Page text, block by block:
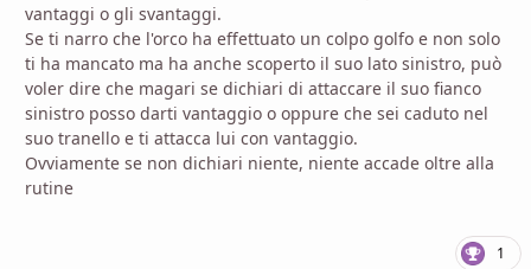
vantaggi o gli svantaggi.
Se ti narro che l'orco ha effettuato un colpo golfo e non solo
ti ha mancato ma ha anche scoperto il suo lato sinistro, può
voler dire che magari se dichiari di attaccare il suo fianco
sinistro posso darti vantaggio o oppure che sei caduto nel
suo tranello e ti attacca lui con vantaggio.
Ovviamente se non dichiari niente, niente accade oltre alla
rutine
1